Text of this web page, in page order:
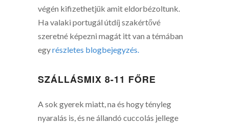
végén kifizethetjük amit eldorbézoltunk.
Ha valaki portugál útdíj szakértővé
szeretné képezni magát itt van a témában
egyrészletes blogbejegyzés.
SZÁLLÁSMIX 8-11 FŐRE
A sok gyerek miatt, na és hogy tényleg
nyaralás is, és ne állandó cuccolás jellege